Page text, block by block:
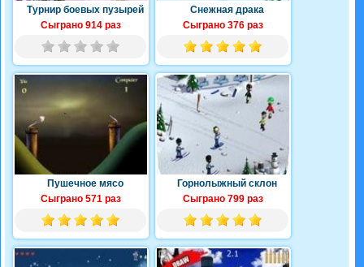
Турнир боевых пузырей
Сыграно 914 раз
Снежная драка
Сыграно 376 раз
Пушечное мясо
Сыграно 571 раз
Горнолыжный склон
Сыграно 799 раз